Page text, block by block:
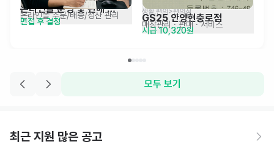
온라인몰 운영 및 판매
관리자 경력 모집
온라인몰 주문/배송/정산 관리
면접 후 결정
생활,편의>편의점
GS25 안양현충로점
매장관리 · 판매· 서비스
시급 10,320원
모두 보기
최근 지원 많은 공고